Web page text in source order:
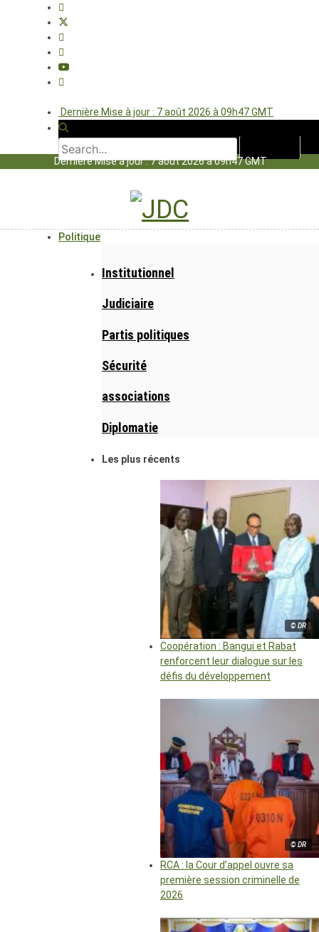
Dernière Mise à jour : 7 août 2026 à 09h47 GMT
Dernière Mise à jour : 7 août 2026 à 09h47 GMT
Politique
Institutionnel
Judiciaire
Partis politiques
Sécurité
associations
Diplomatie
Les plus récents
© DR
Coopération : Bangui et Rabat
renforcent leur dialogue sur les
défis du développement
© DR
RCA : la Cour d’appel ouvre sa
première session criminelle de
2026